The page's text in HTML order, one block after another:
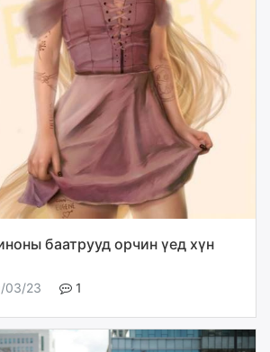
баатрууд орчин үед хүн
03/23 1